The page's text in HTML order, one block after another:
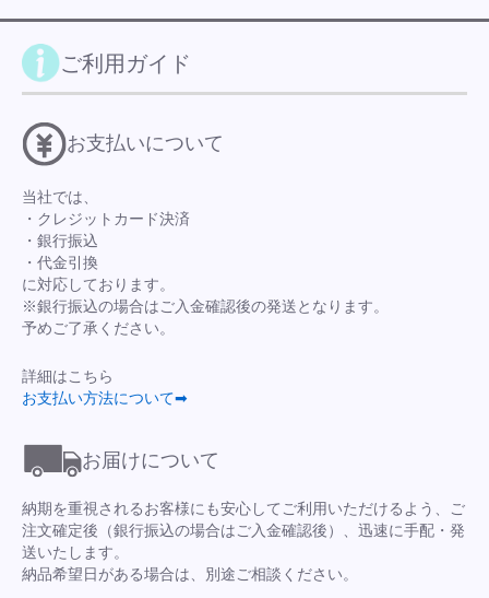
ご利用ガイド
お支払いについて
当社では、
・クレジットカード決済
・銀行振込
・代金引換
に対応しております。
※銀行振込の場合はご入金確認後の発送となります。
予めご了承ください。
詳細はこちら
お支払い方法について➡
お届けについて
納期を重視されるお客様にも安心してご利用いただけるよう、ご
注文確定後（銀行振込の場合はご入金確認後）、迅速に手配・発
送いたします。
納品希望日がある場合は、別途ご相談ください。